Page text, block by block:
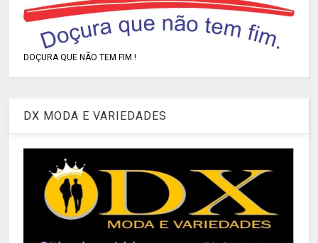
DOÇURA QUE NÃO TEM FIM !
DX MODA E VARIEDADES